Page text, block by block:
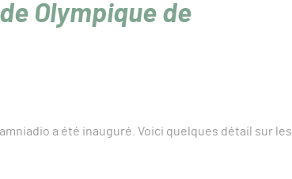
Olympique de
a été inauguré. Voici quelques détail sur les